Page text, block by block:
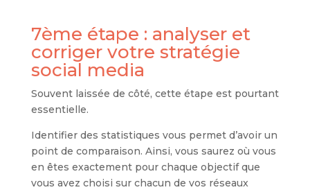
7ème étape : analyser et
corriger votre stratégie
social media
Souvent laissée de côté, cette étape est pourtant
essentielle.
Identifier des statistiques vous permet d’avoir un
point de comparaison. Ainsi, vous saurez où vous
en êtes exactement pour chaque objectif que
vous avez choisi sur chacun de vos réseaux